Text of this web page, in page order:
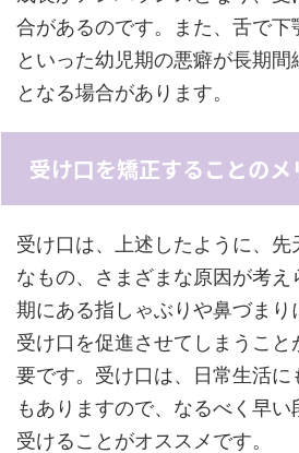
合があるのです。また、舌で下
といった幼児期の悪癖が長期間
となる場合があります。
受け口を矯正することのメ
受け口は、上述したように、
なもの、さまざまな原因が考え
期にある指しゃぶりや鼻づま
受け口を促進させてしまうこ
要です。受け口は、日常生活に
もありますので、なるべく早
受けることがオススメです。